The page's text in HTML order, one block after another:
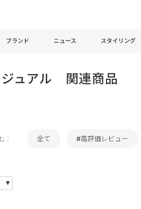
ブランド ニュース スタイリング
ュアル 関連商品
： 全て #高評価レビュー